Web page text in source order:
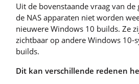
Uit de bovenstaande vraag van
de NAS apparaten niet worden
nieuwere Windows 10 builds. Ze
zichtbaar op andere Windows 10-
builds.
Dit kan verschillende redenen